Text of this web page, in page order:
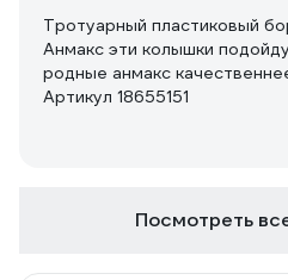
Тротуарный пластиковый
Анмакс эти колышки
родные анмакс
Артикул 18655151
Посмотреть